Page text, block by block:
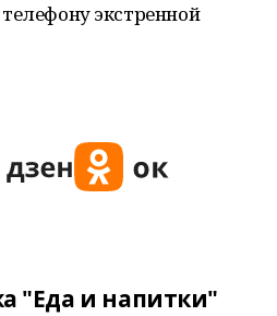
экстренной
"Еда и напитки"